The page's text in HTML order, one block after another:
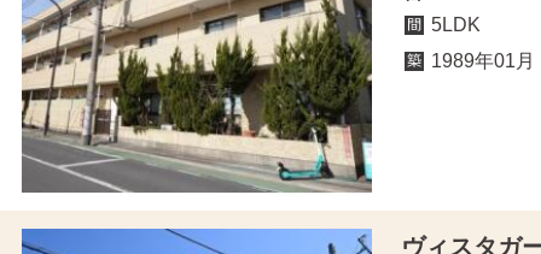
5LDK
1989年01月
ヴィスタガ